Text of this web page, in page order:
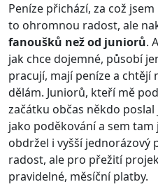
Peníze přichází, za což
to ohromnou radost, ale
fanoušků než od juniorů.
jak chce dojemné, působí
pracují, mají peníze a chtějí
dělám. Juniorů, kteří mě
začátku občas někdo
jako poděkování a sem
obdržel i vyšší jednorázový
radost, ale pro přežití
pravidelné, měsíční platby.